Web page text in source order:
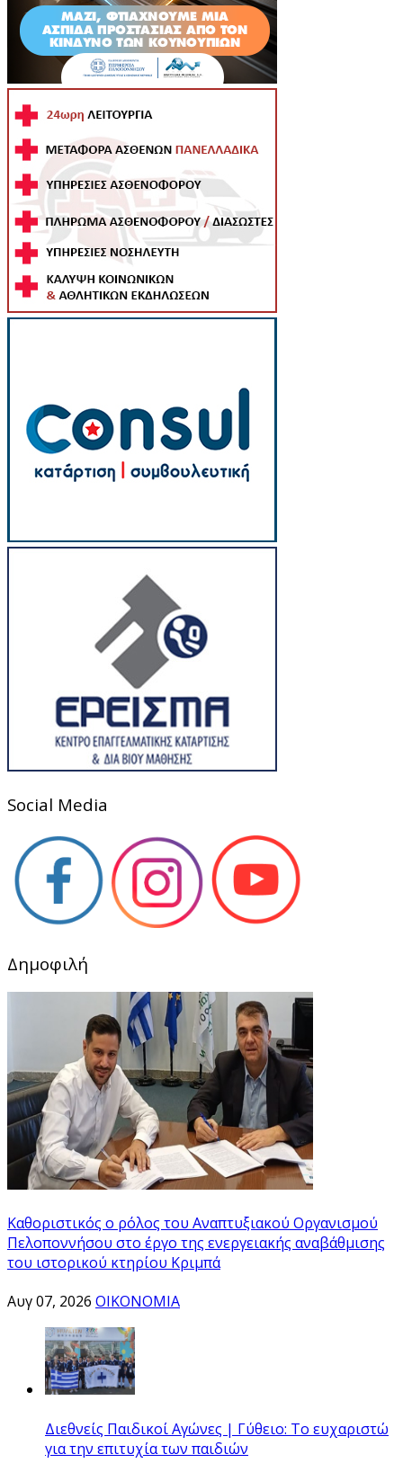
Social Media
Δημοφιλή
Καθοριστικός ο ρόλος του Αναπτυξιακού Οργανισμού
Πελοποννήσου στο έργο της ενεργειακής αναβάθμισης
του ιστορικού κτηρίου Κριμπά
Αυγ 07, 2026 ΟΙΚΟΝΟΜΙΑ
Διεθνείς Παιδικοί Αγώνες | Γύθειο: Το ευχαριστώ
για την επιτυχία των παιδιών